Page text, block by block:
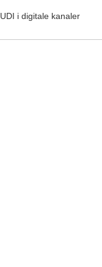
UDI i digitale kanaler